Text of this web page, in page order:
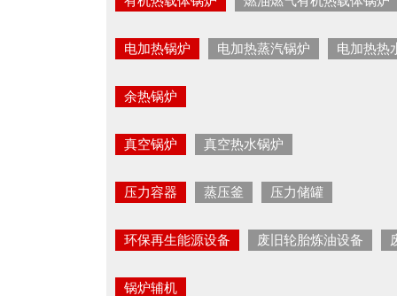
电加热锅炉 电加热蒸汽锅炉 电加热热
余热锅炉
真空锅炉 真空热水锅炉
压力容器 蒸压釜 压力储罐
环保再生能源设备 废旧轮胎炼油设备
锅炉辅机